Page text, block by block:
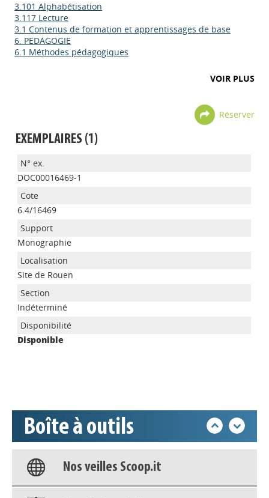
3.101 Alphabétisation
3.117 Lecture
3.1 Contenus de formation et apprentissages de base
6. PEDAGOGIE
6.1 Méthodes pédagogiques
VOIR PLUS
Réserver
EXEMPLAIRES (1)
DOC00016469-1
6.4/16469
Monographie
Site de Rouen
Indéterminé
Disponible
Boîte à outils
Appels à projets
Base documentaire
Nos veilles Scoop.it